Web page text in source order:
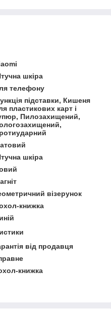
шкіра
телефону
підставки, Кишеня
пластикових карт і
Пилозахищений,
шкіра
візерунок
книжка
від продавця
книжка